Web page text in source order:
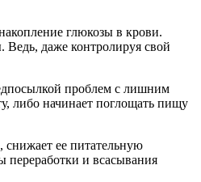
глюкозы в крови.
даже контролируя свой
проблем с лишним
либо начинает поглощать пищу
снижает ее питательную
переработки и всасывания